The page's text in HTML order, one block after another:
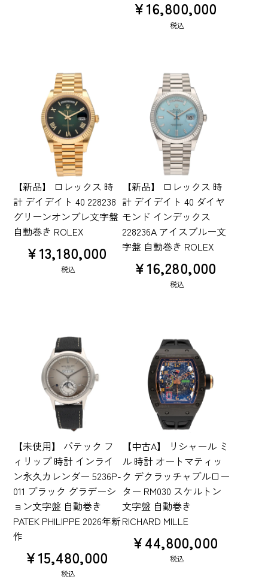
¥16,800,000
税込
【新品】 ロレックス 時
計 デイデイト 40 228238
グリーンオンブレ文字盤
自動巻き ROLEX
¥13,180,000
税込
【新品】 ロレックス 時
計 デイデイト 40 ダイヤ
モンド インデックス
228236A アイスブルー文
字盤 自動巻き ROLEX
¥16,280,000
税込
【未使用】 パテック フ
ィリップ 時計 インライ
ン永久カレンダー 5236P-
011 ブラック グラデーシ
ョン文字盤 自動巻き
PATEK PHILIPPE 2026年新
作
¥15,480,000
税込
【中古A】 リシャール ミ
ル 時計 オートマティッ
ク デクラッチャブルロー
ター RM030 スケルトン
文字盤 自動巻き
RICHARD MILLE
¥44,800,000
税込